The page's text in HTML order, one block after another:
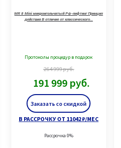
Заказать со скидкой
MR 8 Mini микроигольчатый РФ-лифтинг Принцип
действия В отличие от классического…
Протоколы процедур в подарок
264 999руб.
191 999 руб.
В РАССРОЧКУ ОТ 11042 ₽/МЕС
Рассрочка 0%